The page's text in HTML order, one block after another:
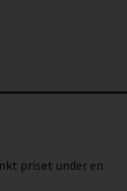
priset under en